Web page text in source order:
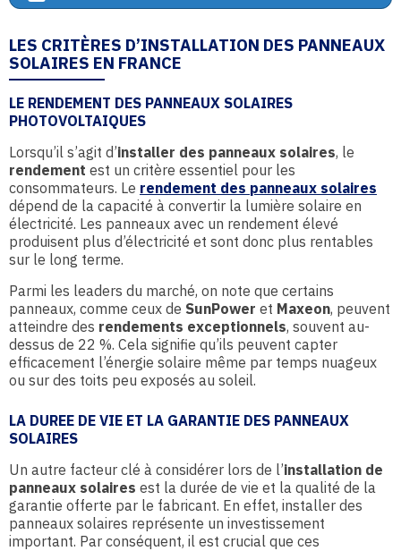
LES CRITÈRES D’INSTALLATION DES PANNEAUX
SOLAIRES EN FRANCE
LE RENDEMENT DES PANNEAUX SOLAIRES
PHOTOVOLTAIQUES
Lorsqu’il s’agit d’installer des panneaux solaires, le
rendement est un critère essentiel pour les
consommateurs. Le rendement des panneaux solaires
dépend de la capacité à convertir la lumière solaire en
électricité. Les panneaux avec un rendement élevé
produisent plus d’électricité et sont donc plus rentables
sur le long terme.
Parmi les leaders du marché, on note que certains
panneaux, comme ceux de SunPower et Maxeon, peuvent
atteindre des rendements exceptionnels, souvent au-
dessus de 22 %. Cela signifie qu’ils peuvent capter
efficacement l’énergie solaire même par temps nuageux
ou sur des toits peu exposés au soleil.
LA DUREE DE VIE ET LA GARANTIE DES PANNEAUX
SOLAIRES
Un autre facteur clé à considérer lors de l’installation de
panneaux solaires est la durée de vie et la qualité de la
garantie offerte par le fabricant. En effet, installer des
panneaux solaires représente un investissement
important. Par conséquent, il est crucial que ces